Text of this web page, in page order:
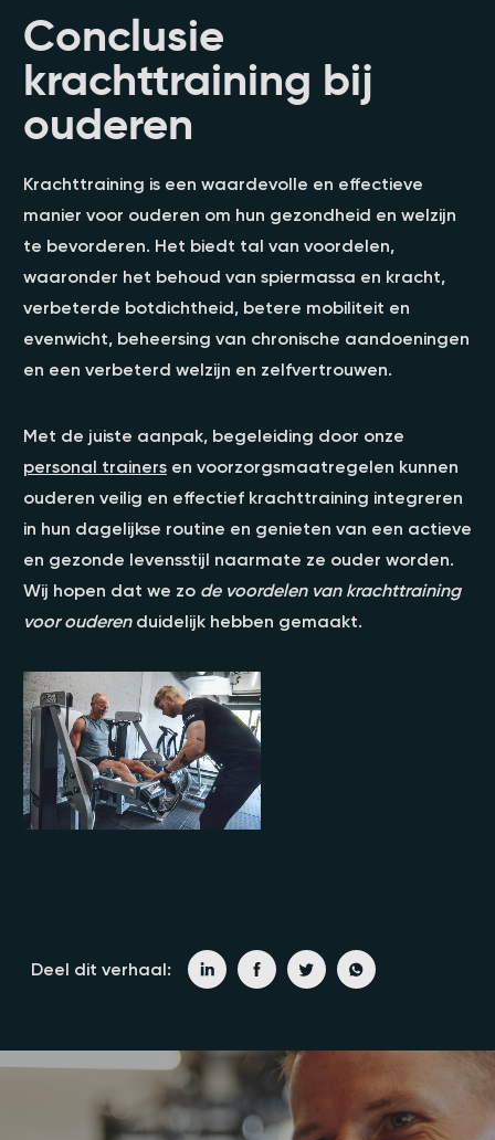
Conclusie
krachttraining bij
ouderen
Krachttraining is een waardevolle en effectieve
manier voor ouderen om hun gezondheid en welzijn
te bevorderen. Het biedt tal van voordelen,
waaronder het behoud van spiermassa en kracht,
verbeterde botdichtheid, betere mobiliteit en
evenwicht, beheersing van chronische aandoeningen
en een verbeterd welzijn en zelfvertrouwen.
Met de juiste aanpak, begeleiding door onze
personal trainers en voorzorgsmaatregelen kunnen
ouderen veilig en effectief krachttraining integreren
in hun dagelijkse routine en genieten van een actieve
en gezonde levensstijl naarmate ze ouder worden.
Wij hopen dat we zo de voordelen van krachttraining
voor ouderenduidelijk hebben gemaakt.
Deel dit verhaal: